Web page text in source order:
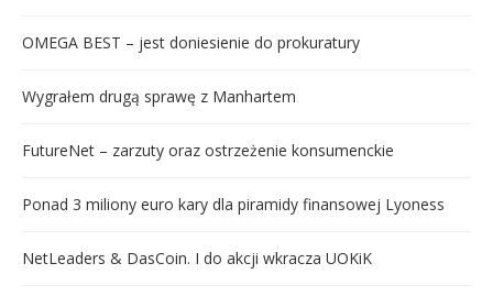
OMEGA BEST – jest doniesienie do prokuratury
Wygrałem drugą sprawę z Manhartem
FutureNet – zarzuty oraz ostrzeżenie konsumenckie
Ponad 3 miliony euro kary dla piramidy finansowej Lyoness
NetLeaders & DasCoin. I do akcji wkracza UOKiK